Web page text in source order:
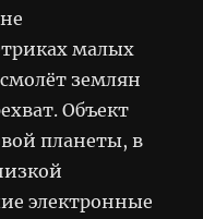
малых
землян
Объект
планеты, в
электронные